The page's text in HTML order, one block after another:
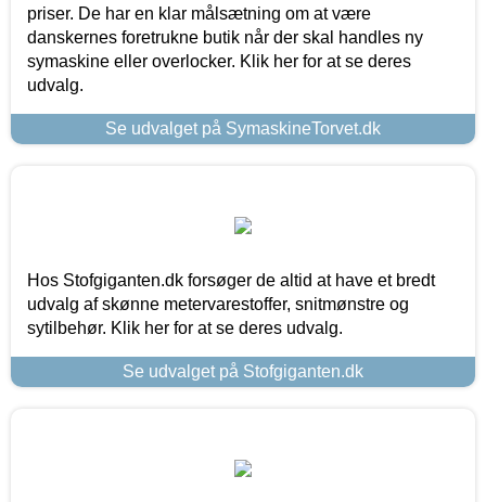
priser. De har en klar målsætning om at være
danskernes foretrukne butik når der skal handles ny
symaskine eller overlocker. Klik her for at se deres
udvalg.
Se udvalget på SymaskineTorvet.dk
Hos Stofgiganten.dk forsøger de altid at have et bredt
udvalg af skønne metervarestoffer, snitmønstre og
sytilbehør. Klik her for at se deres udvalg.
Se udvalget på Stofgiganten.dk